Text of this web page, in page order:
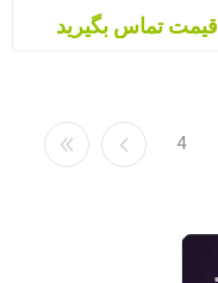
قیمت تماس بگیرید
4